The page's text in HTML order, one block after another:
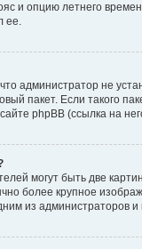
и опцию летнего
ее.
администратор не
пакет. Если такого
phpBB (ссылка на
могут быть две
более крупное
из администраторов и